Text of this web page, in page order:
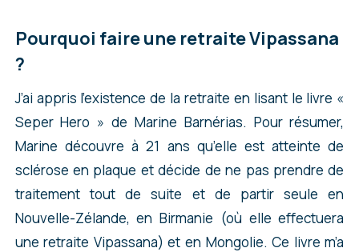
Pourquoi faire une retraite Vipassana
?
J’ai appris l’existence de la retraite en lisant le livre «
Seper Hero » de Marine Barnérias. Pour résumer,
Marine découvre à 21 ans qu’elle est atteinte de
sclérose en plaque et décide de ne pas prendre de
traitement tout de suite et de partir seule en
Nouvelle-Zélande, en Birmanie (où elle effectuera
une retraite Vipassana) et en Mongolie. Ce livre m’a